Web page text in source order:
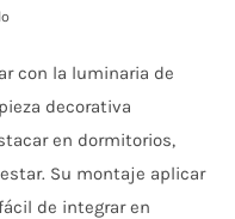
con la luminaria de
decorativa
en dormitorios,
Su montaje aplicar
de integrar en